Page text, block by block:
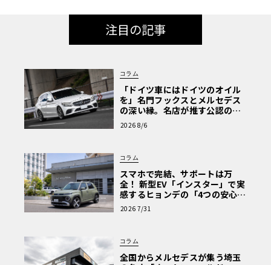
注目の記事
コラム
「ドイツ車にはドイツのオイル
を」名門フックスとメルセデス
の深い縁。名店が推す公認の安
心と、Cクラスで味わうシルキー
な走り〈PR〉
2026 8/6
コラム
スマホで完結、サポートは万
全！ 新型EV「インスター」で実
感するヒョンデの「4つの安心」
【第1回・ヒョンデ6つの疑問：
Why? Hyundai?】〈PR〉
2026 7/31
コラム
全国からメルセデスが集う埼玉